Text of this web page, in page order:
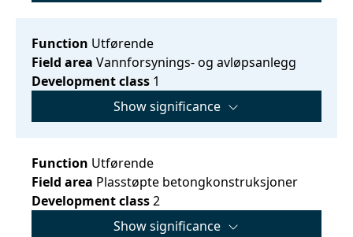
Function Utførende
Field area Vannforsynings- og avløpsanlegg
Development class 1
Show significance
Function Utførende
Field area Plasstøpte betongkonstruksjoner
Development class2
Show significance